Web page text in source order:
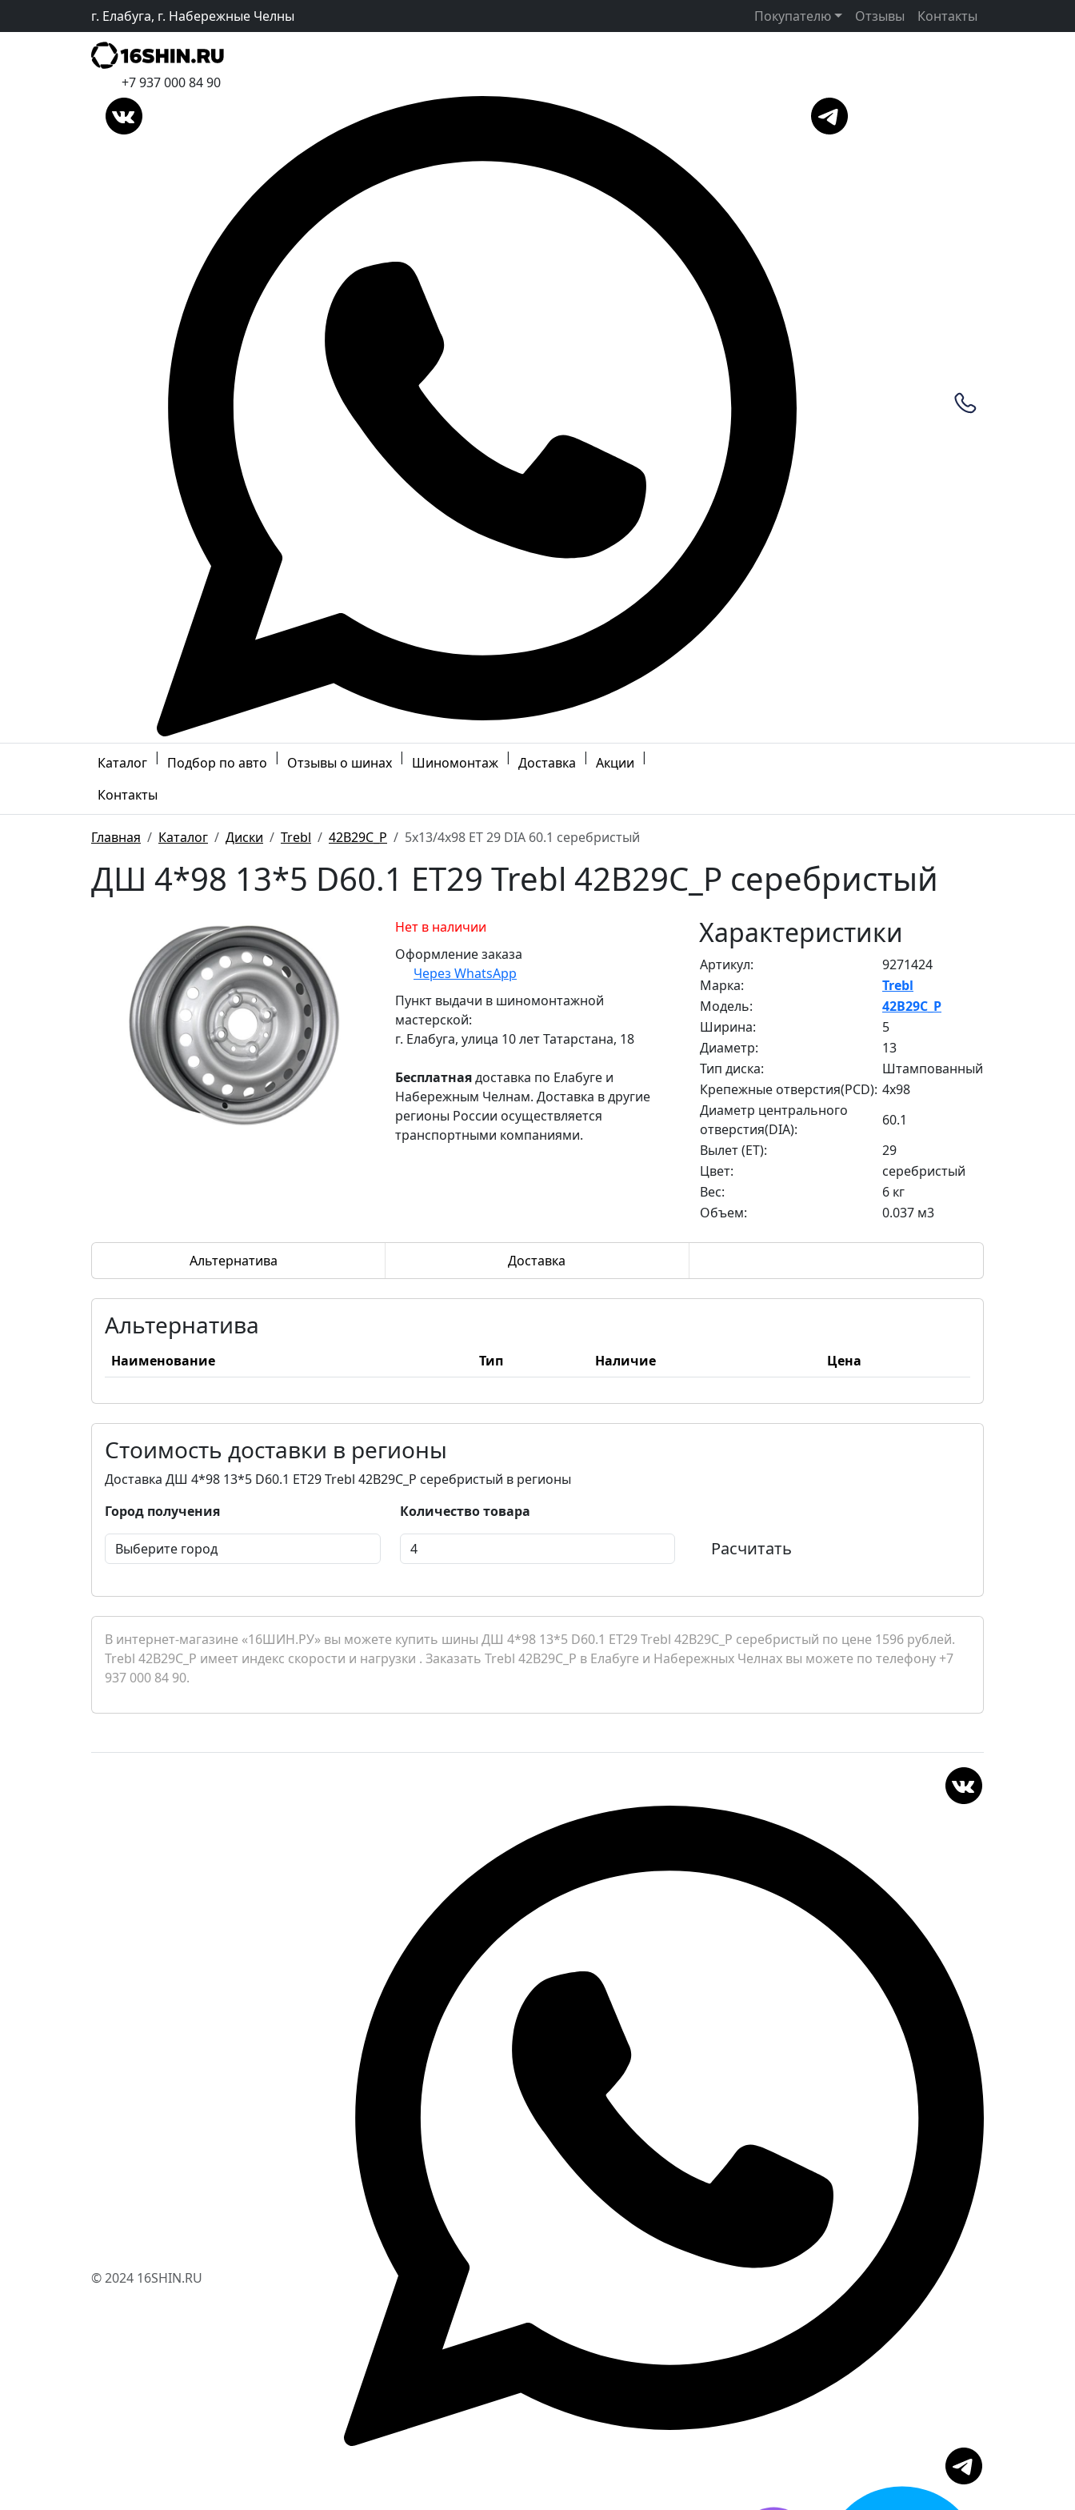
г. Елабуга, г. Набережные Челны Покупателю Отзывы Контакты
+7 937 000 84 90
Каталог | Подбор по авто | Отзывы о шинах | Шиномонтаж | Доставка | Акции |
Контакты
Главная Каталог Диски Trebl 42B29C_P 5x13/4x98 ET 29 DIA 60.1 серебристый
ДШ 4*98 13*5 D60.1 ET29 Trebl 42B29C_P серебристый
Нет в наличии
Оформление заказа
Через WhatsApp
Пункт выдачи в шиномонтажной
мастерской:
г. Елабуга, улица 10 лет Татарстана, 18
Бесплатнаядоставка по Елабуге и
Набережным Челнам. Доставка в другие
регионы России осуществляется
транспортными компаниями.
Характеристики
Артикул:
9271424
Марка:
Trebl
Модель:
42B29C_P
Ширина:
5
Диаметр:
13
Тип диска:
Штампованный
Крепежные отверстия(PCD): 4x98
Диаметр центрального
отверстия(DIA):
60.1
Вылет (ET):
29
Цвет:
серебристый
Вес:
6 кг
Объем:
0.037 м3
Альтернатива Доставка
Альтернатива
Наименование Тип Наличие Цена
Стоимость доставки в регионы
Доставка ДШ 4*98 13*5 D60.1 ET29 Trebl 42B29C_P серебристый в регионы
Город получения
Количество товара
Расчитать
В интернет-магазине «16ШИН.РУ» вы можете купить шины ДШ 4*98 13*5 D60.1 ET29 Trebl 42B29C_P серебристый по цене 1596 рублей.
Trebl 42B29C_P имеет индекс скорости и нагрузки . Заказать Trebl 42B29C_P в Елабуге и Набережных Челнах вы можете по телефону +7
937 000 84 90.
© 2024 16SHIN.RU